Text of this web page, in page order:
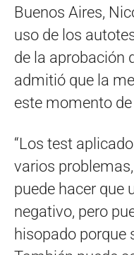
Buenos Aires,
uso de los
de la aprobación
admitió que la
este momento
“Los test
varios
puede hacer que
negativo, pero
hisopado porque